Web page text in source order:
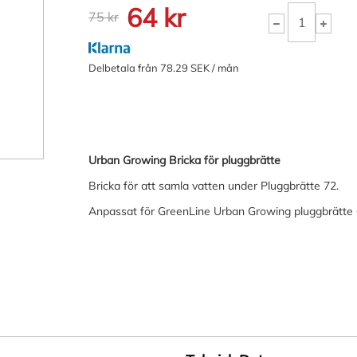
75 kr 64 kr
Delbetala från 78.29 SEK / mån
Urban Growing Bricka för pluggbrätte
Bricka för att samla vatten under Pluggbrätte 72.
Anpassat för GreenLine Urban Growing